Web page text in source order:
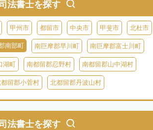
法書士を探す
甲州市 都留市 中央市 甲斐市 北杜市
南部町 南巨摩郡早川町 南巨摩郡富士川町
湖町 南都留郡忍野村 南都留郡山中湖村
留郡小菅村 北都留郡丹波山村
法書士を探す